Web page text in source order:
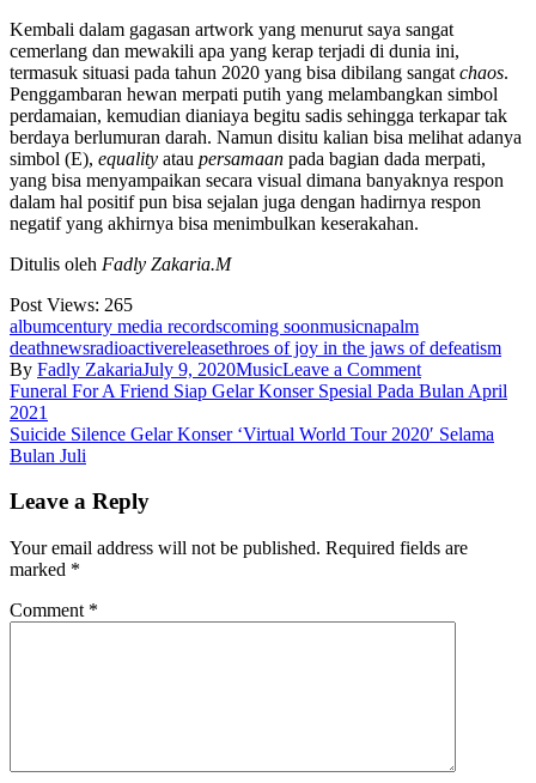
Kembali dalam gagasan artwork yang menurut saya sangat
cemerlang dan mewakili apa yang kerap terjadi di dunia ini,
termasuk situasi pada tahun 2020 yang bisa dibilang sangat chaos.
Penggambaran hewan merpati putih yang melambangkan simbol
perdamaian, kemudian dianiaya begitu sadis sehingga terkapar tak
berdaya berlumuran darah. Namun disitu kalian bisa melihat adanya
simbol (E), equality atau persamaan pada bagian dada merpati,
yang bisa menyampaikan secara visual dimana banyaknya respon
dalam hal positif pun bisa sejalan juga dengan hadirnya respon
negatif yang akhirnya bisa menimbulkan keserakahan.
Ditulis oleh Fadly Zakaria.M
Post Views: 265
albumcentury media recordscoming soonmusicnapalm
deathnewsradioactivereleasethroes of joy in the jaws of defeatism
By Fadly ZakariaJuly 9, 2020MusicLeave a Commenton
Reaksi
Trauma
Penuh
Death
Post
navigation
Funeral For A Friend Siap Gelar Konser Spesial Pada Bulan April
2021
Suicide Silence Gelar Konser ‘Virtual World Tour 2020′ Selama
Bulan Juli
Leave a Reply
Your email address will not be published. Required fields are
marked *
Comment *